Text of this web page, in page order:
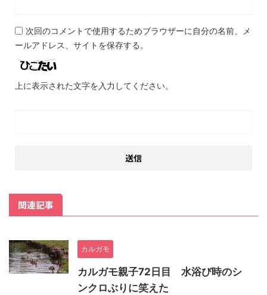
次回のコメントで使用するためブラウザーに自分の名前、メ
ールアドレス、サイトを保存する。
上に表示された文字を入力してください。
関連記事
カルガモ
カルガモ親子72日目 水浴び時のシ
ンクロぶりに笑えた